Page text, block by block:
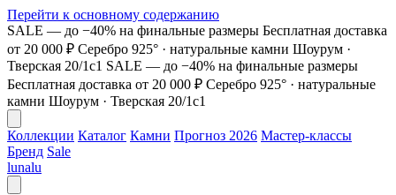
Перейти к основному содержанию
SALE — до −40% на финальные размеры Бесплатная доставка
от 20 000 ₽ Серебро 925° · натуральные камни Шоурум ·
Тверская 20/1с1 SALE — до −40% на финальные размеры
Бесплатная доставка от 20 000 ₽ Серебро 925° · натуральные
камни Шоурум · Тверская 20/1с1
Коллекции Каталог Камни Прогноз 2026 Мастер-классы
Бренд Sale
lunalu